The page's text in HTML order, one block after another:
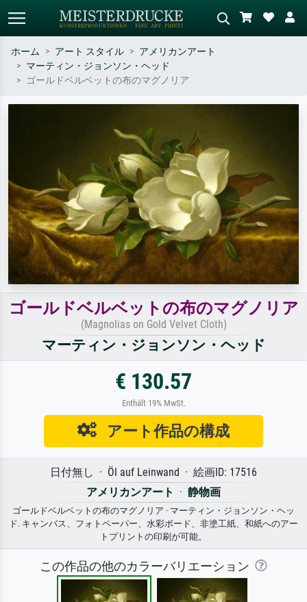
標準検索
斎の波、ヌード。
ホーム アート スタイル
アメリカンアート
マーティン・ジョンソン・ヘッド
ゴールドベルベットの布のマグノリア
ゴールドベルベットの布のマグノリア
(Magnolias on Gold Velvet Cloth)
マーティン・ジョンソン・ヘッド
€ 130.57
Enthält 19% MwSt.
アート作品の構成
日付無し · Öl auf Leinwand · 絵画ID: 17516
アメリカンアート
· 静物画
ゴールドベルベットの布のマグノリア · マーティン・ジョンソン・ヘッ
ド. キャンバス、フォトペーパー、水彩ボード、非塗工紙、和紙へのアー
トプリントの印刷が可能。
この作品の他のカラーバリエーション